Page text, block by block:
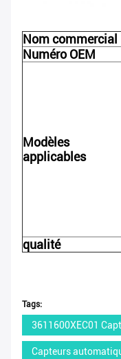
Nom commercial
Numéro OEM
Modèles
applicables
qualité
Tags:
3611600XEC01
Capteurs